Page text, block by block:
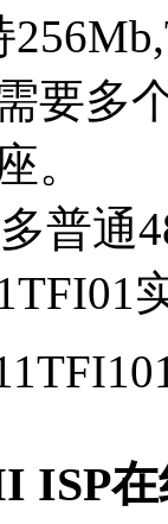
要多
。
普通
ISP